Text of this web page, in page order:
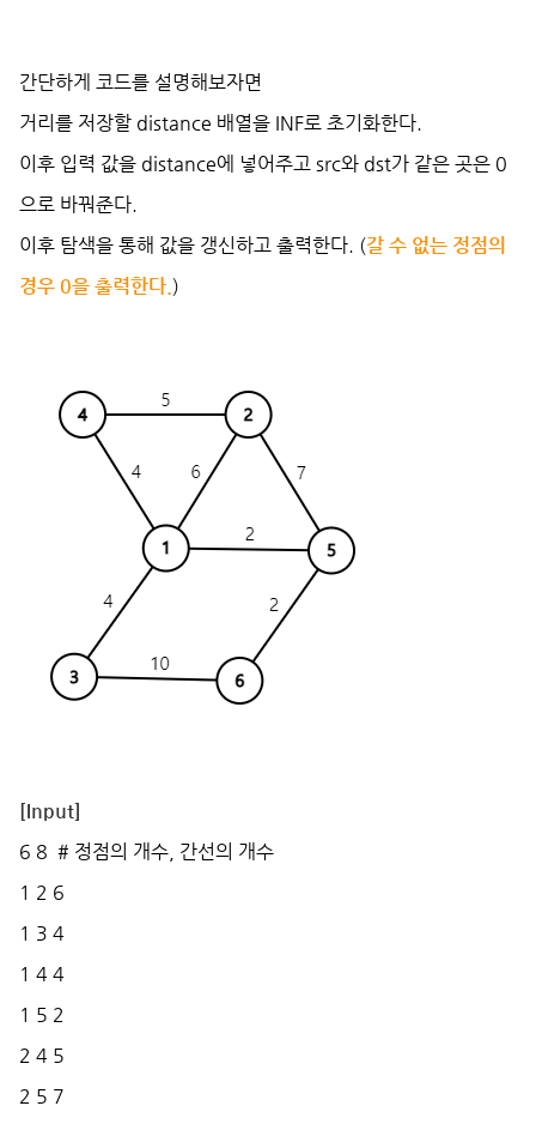
간단하게 코드를 설명해보자면
거리를 저장할 distance 배열을 INF로 초기화한다.
이후 입력 값을 distance에 넣어주고 src와 dst가 같은 곳은 0
으로 바꿔준다.
이후 탐색을 통해 값을 갱신하고 출력한다. (갈 수 없는 정점의
경우 0을 출력한다. )
[Input]
6 8 # 정점의 개수, 간선의 개수
1 2 6
1 3 4
1 4 4
1 5 2
2 4 5
2 5 7